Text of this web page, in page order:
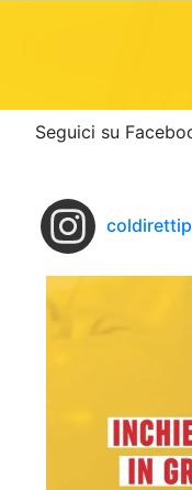
Seguici su